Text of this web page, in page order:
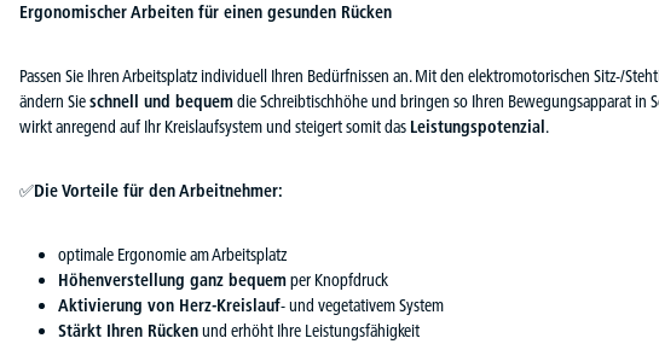
Ergonomischer Arbeiten für einen gesunden Rücken
Passen Sie Ihren Arbeitsplatz individuell Ihren Bedürfnissen an. Mit den elektromotorischen Sitz-/
ändern Sieschnell und bequemdie Schreibtischhöhe und bringen so Ihren Bewegungsapparat in
wirkt anregend auf Ihr Kreislaufsystem und steigert somit das Leistungspotenzial.
✅Die Vorteile für den Arbeitnehmer:
optimale Ergonomie am Arbeitsplatz
Höhenverstellung ganz bequemper Knopfdruck
Aktivierung von Herz-Kreislauf- und vegetativem System
Stärkt Ihren Rückenund erhöht Ihre Leistungsfähigkeit